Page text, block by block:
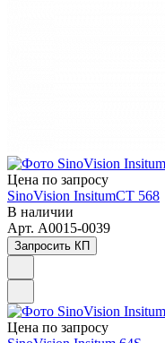
Цена по запросу
SinoVision InsitumCT 568
В наличии
Арт. A0015-0039
Запросить КП
Цена по запросу